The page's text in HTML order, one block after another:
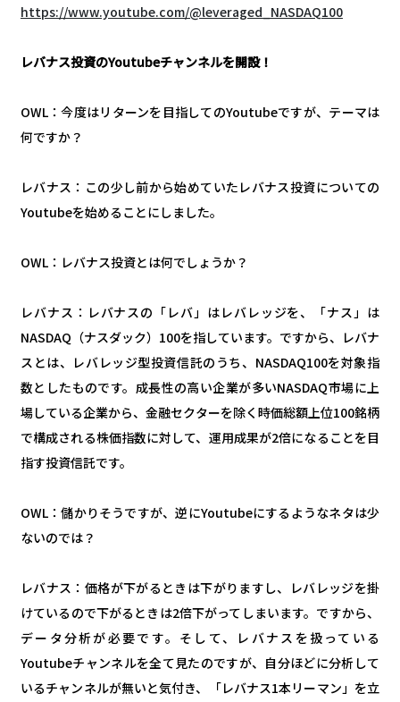
https://www.youtube.com/@leveraged_NASDAQ100
レバナス投資のYoutubeチャンネルを開設！
OWL：今度はリターンを目指してのYoutubeですが、テーマは
何ですか？
レバナス：この少し前から始めていたレバナス投資についての
Youtubeを始めることにしました。
OWL：レバナス投資とは何でしょうか？
レバナス：レバナスの「レバ」はレバレッジを、「ナス」は
NASDAQ（ナスダック）100を指しています。ですから、レバナ
スとは、レバレッジ型投資信託のうち、NASDAQ100を対象指
数としたものです。成長性の高い企業が多いNASDAQ市場に上
場している企業から、金融セクターを除く時価総額上位100銘柄
で構成される株価指数に対して、運用成果が2倍になることを目
指す投資信託です。
OWL：儲かりそうですが、逆にYoutubeにするようなネタは少
ないのでは？
レバナス：価格が下がるときは下がりますし、レバレッジを掛
けているので下がるときは2倍下がってしまいます。ですから、
データ分析が必要です。そして、レバナスを扱っている
Youtubeチャンネルを全て見たのですが、自分ほどに分析して
いるチャンネルが無いと気付き、「レバナス1本リーマン」を立